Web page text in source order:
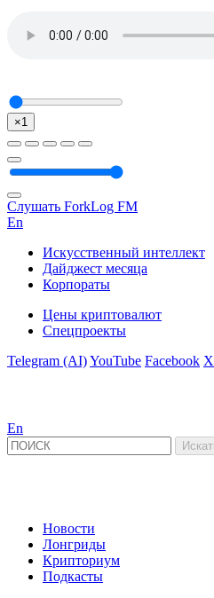
×1
Слушать ForkLog FM
En
Искусственный интеллект
Дайджест месяца
Корпораты
Цены криптовалют
Спецпроекты
Telegram (AI)YouTube Facebook X
En
Новости
Лонгриды
Крипториум
Подкасты